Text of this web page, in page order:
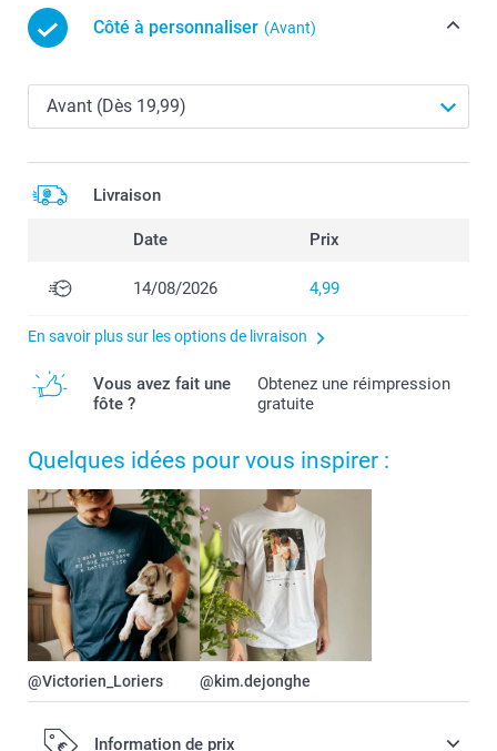
Côté à personnaliser (Avant)
Livraison
Date Prix
14/08/2026 4,99
En savoir plus sur les options de livraison
Vous avez fait une
fôte ?
Obtenez une réimpression
gratuite
Quelques idées pour vous inspirer :
@Victorien_Loriers @kim.dejonghe
Information de prix